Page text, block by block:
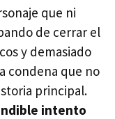
que ni
de cerrar el
y demasiado
condena que no
principal.
intento